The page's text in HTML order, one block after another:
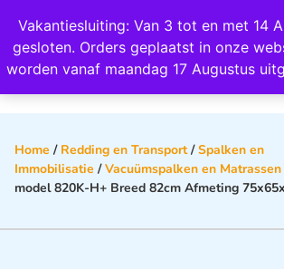
Vakantiesluiting: Van 3 tot en met 14
gesloten. Orders geplaatst in onze
worden vanaf maandag 17 Augustus
Wij scoren een 4,8 op
Home / Redding en Transport/Spalken en
Immobilisatie /Vacuümspalken en Matrassen
model 820K-H+ Breed 82cm Afmeting